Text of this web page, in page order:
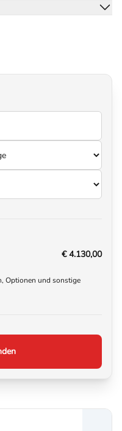
€ 4.130,00
Optionen und sonstige